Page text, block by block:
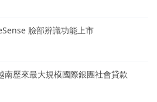
臉部辨識功能上市
南歷來最大規模國際銀團社會貸款